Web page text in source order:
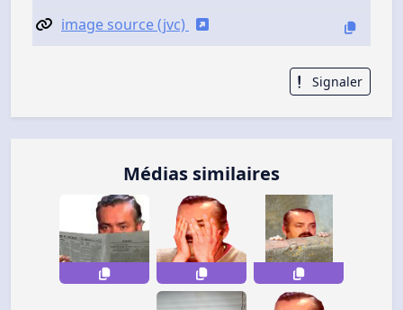
image source (jvc)
Signaler
Médias similaires